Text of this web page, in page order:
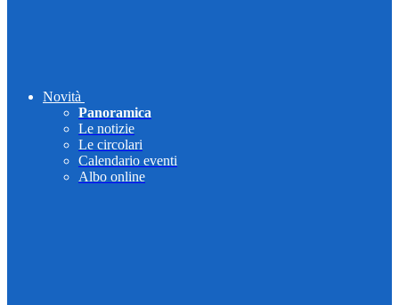
Novità
Panoramica
Le notizie
Le circolari
Calendario eventi
Albo online